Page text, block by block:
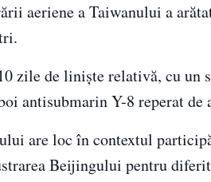
aeriene a Taiwanului a
zile de liniște relativă, cu un
antisubmarin Y-8 reperat
are loc în contextul
Beijingului pentru